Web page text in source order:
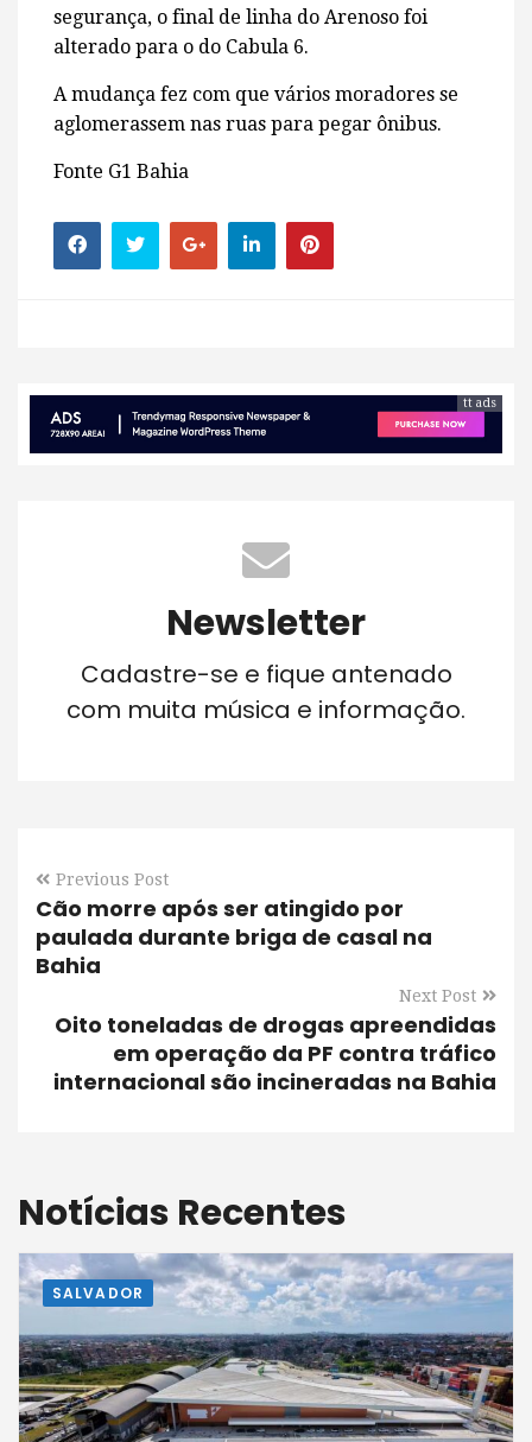
segurança, o final de linha do Arenoso foi
alterado para o do Cabula 6.
A mudança fez com que vários moradores se
aglomerassem nas ruas para pegar ônibus.
Fonte G1 Bahia
tt ads
Newsletter
Cadastre-se e fique antenado
com muita música e informação.
Previous Post
Cão morre após ser atingido por
paulada durante briga de casal na
Bahia
Next Post
Oito toneladas de drogas apreendidas
em operação da PF contra tráfico
internacional são incineradas na Bahia
Notícias Recentes
SALVADOR